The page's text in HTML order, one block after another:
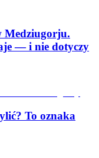
Medziugorju.
— i nie dotyczy
To oznaka